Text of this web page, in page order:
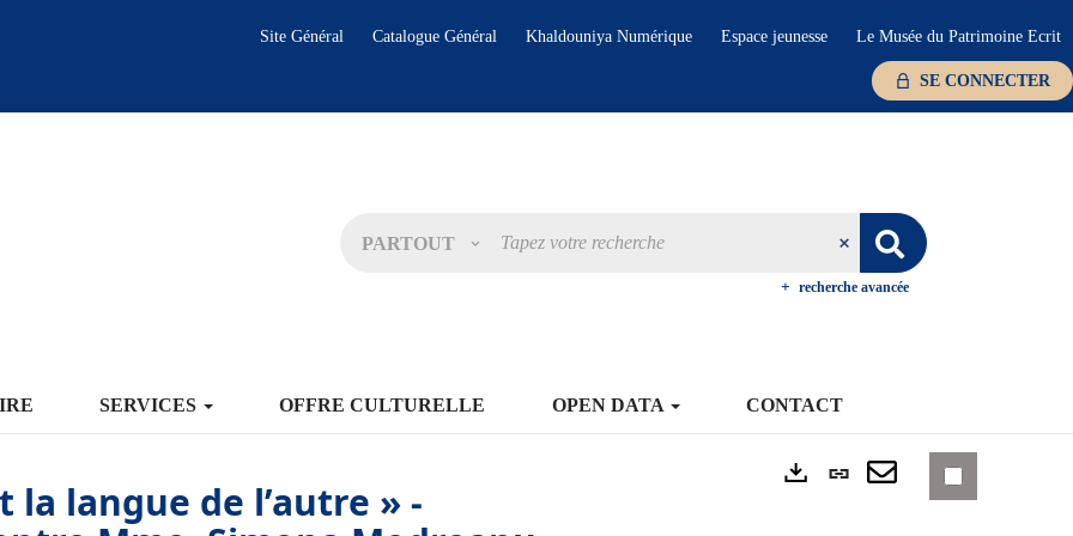
Site Général Catalogue Général Khaldouniya Numérique Espace jeunesse Le Musée du Patrimoine Ecrit
SE CONNECTER
PARTOUT
recherche avancée
SERVICES OFFRE CULTURELLE OPEN DATA CONTACT
la langue de l’autre » -
Lien